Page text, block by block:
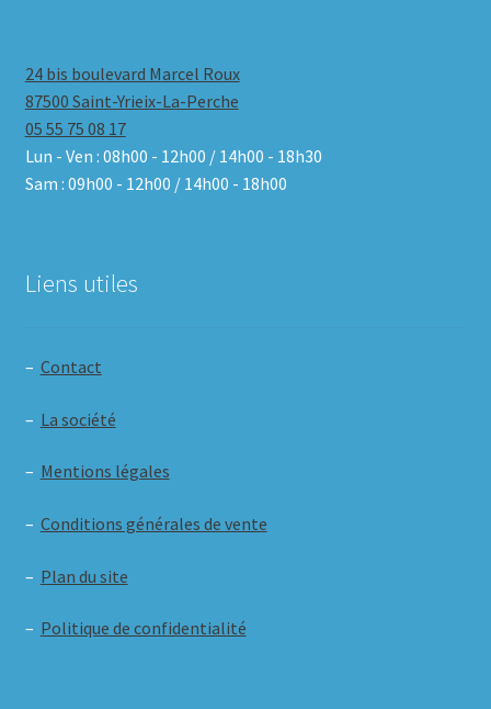
24 bis boulevard Marcel Roux
87500 Saint-Yrieix-La-Perche
05 55 75 08 17
Lun - Ven : 08h00 - 12h00 / 14h00 - 18h30
Sam : 09h00 - 12h00 / 14h00 - 18h00
Liens utiles
– Contact
– La société
– Mentions légales
– Conditions générales de vente
– Plan du site
– Politique de confidentialité